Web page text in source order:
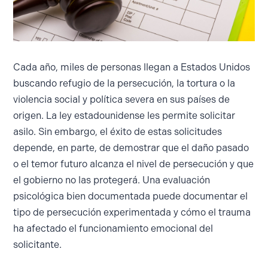
Cada año, miles de personas llegan a Estados Unidos
buscando refugio de la persecución, la tortura o la
violencia social y política severa en sus países de
origen. La ley estadounidense les permite solicitar
asilo. Sin embargo, el éxito de estas solicitudes
depende, en parte, de demostrar que el daño pasado
o el temor futuro alcanza el nivel de persecución y que
el gobierno no las protegerá. Una evaluación
psicológica bien documentada puede documentar el
tipo de persecución experimentada y cómo el trauma
ha afectado el funcionamiento emocional del
solicitante.